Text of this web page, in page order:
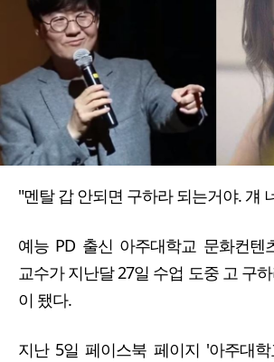
"멘탈 갑 안되면 구하라 되는거야. 걔
예능 PD 출신 아주대학교 문화컨텐
교수가 지난달 27일 수업 도중 고 구
이 됐다.
지난 5일 페이스북 페이지 '아주대